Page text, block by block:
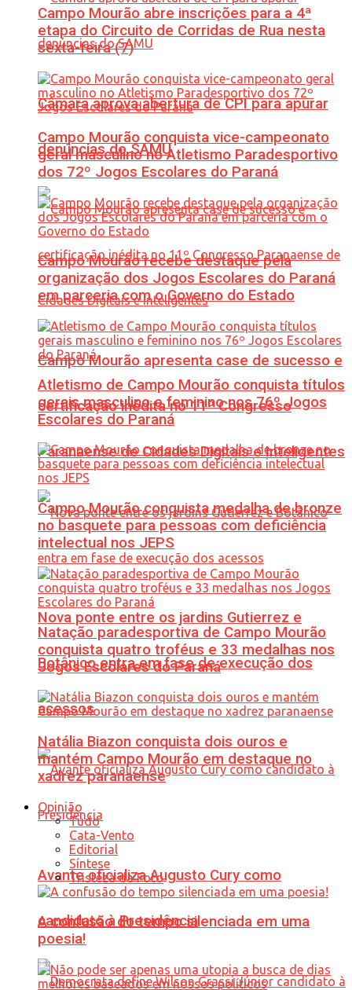
Câmara aprova abertura de CPI para apurar
denúncias do SAMU
Campo Mourão apresenta case de sucesso e
certificação inédita no 11º Congresso
Paranaense de Cidades Digitais e Inteligentes
Nova ponte entre os jardins Gutierrez e
Botânico entra em fase de execução dos
acessos
Avante oficializa Augusto Cury como
candidato à Presidência
Campo Mourão abre inscrições para a 4ª
etapa do Circuito de Corridas de Rua nesta
sexta-feira (7)
Campo Mourão conquista vice-campeonato
geral masculino no Atletismo Paradesportivo
dos 72º Jogos Escolares do Paraná
Campo Mourão recebe destaque pela
organização dos Jogos Escolares do Paraná
em parceria com o Governo do Estado
Atletismo de Campo Mourão conquista títulos
gerais masculino e feminino nos 76º Jogos
Escolares do Paraná
Campo Mourão conquista medalha de bronze
no basquete para pessoas com deficiência
intelectual nos JEPS
Natação paradesportiva de Campo Mourão
conquista quatro troféus e 33 medalhas nos
Jogos Escolares do Paraná
Natália Biazon conquista dois ouros e
mantém Campo Mourão em destaque no
xadrez paranaense
Opinião
Tudo
Cata-Vento
Editorial
Síntese
Tristeza da Foto
A confusão do tempo silenciada em uma
poesia!